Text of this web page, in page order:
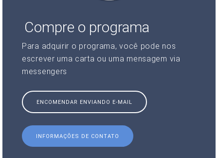
Compre o programa
Para adquirir o programa, você pode nos
escrever uma carta ou uma mensagem via
messengers
ENCOMENDAR ENVIANDO E-MAIL
INFORMAÇÕES DE CONTATO